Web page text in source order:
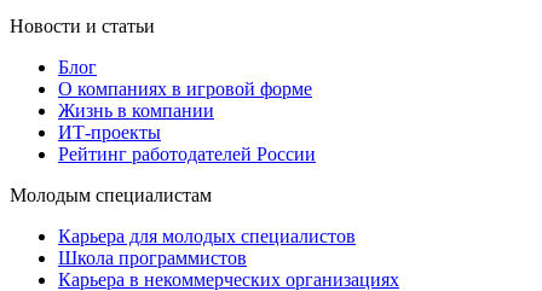
Новости и статьи
Блог
О компаниях в игровой форме
Жизнь в компании
ИТ-проекты
Рейтинг работодателей России
Молодым специалистам
Карьера для молодых специалистов
Школа программистов
Карьера в некоммерческих организациях